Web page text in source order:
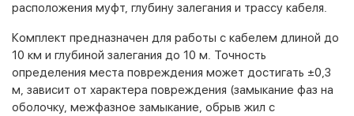
расположения муфт, глубину залегания и трассу кабеля.
Комплект предназначен для работы с кабелем длиной до
10 км и глубиной залегания до 10 м. Точность
определения места повреждения может достигать ±0,3
м, зависит от характера повреждения (замыкание фаз на
оболочку, межфазное замыкание, обрыв жил с